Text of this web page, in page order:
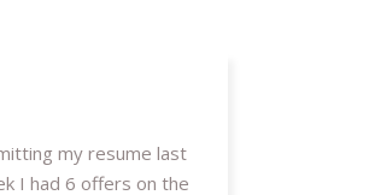
my resume last
I had 6 offers on the